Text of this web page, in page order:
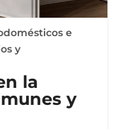
e
y
la
y